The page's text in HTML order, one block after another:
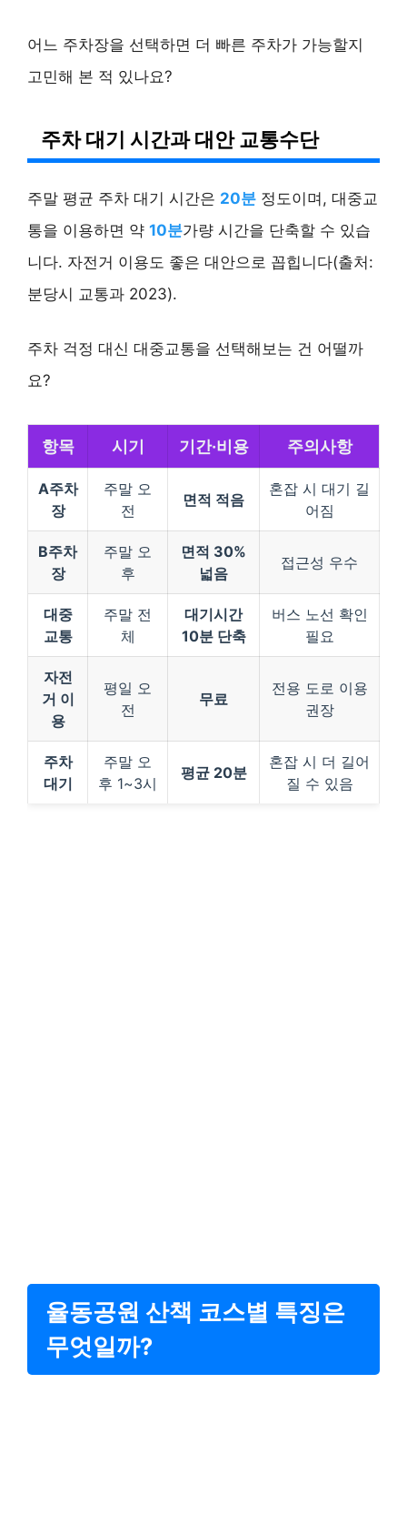
어느 주차장을 선택하면 더 빠른 주차가 가능할지
고민해 본 적 있나요?
주차 대기 시간과 대안 교통수단
주말 평균 주차 대기 시간은 20분 정도이며, 대중교
통을 이용하면 약 10분가량 시간을 단축할 수 있습
니다. 자전거 이용도 좋은 대안으로 꼽힙니다(출처:
분당시 교통과 2023).
주차 걱정 대신 대중교통을 선택해보는 건 어떨까
요?
항목 시기 기간·비용 주의사항
A주차
장
주말 오
전
면적 적음
혼잡 시 대기 길
어짐
B주차
장
주말 오
후
면적 30%
넓음
접근성 우수
대중
교통
주말 전
체
대기시간
10분 단축
버스 노선 확인
필요
자전
거 이
용
평일 오
전
무료
전용 도로 이용
권장
주차
대기
주말 오
후 1~3시
평균 20분
혼잡 시 더 길어
질 수 있음
율동공원 산책 코스별 특징은
무엇일까?